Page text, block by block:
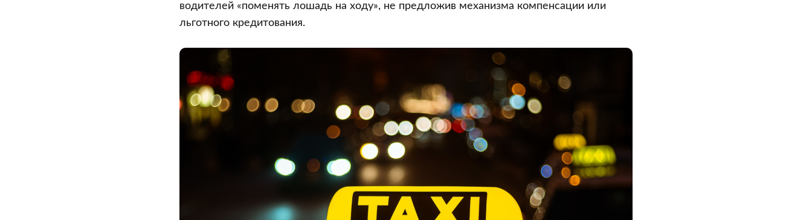
водителей «поменять лошадь на ходу», не предложив механизма компенсации или
льготного кредитования.